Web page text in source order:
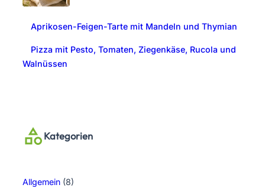
Aprikosen-Feigen-Tarte mit Mandeln und Thymian
Pizza mit Pesto, Tomaten, Ziegenkäse, Rucola und
Walnüssen
Kategorien
Allgemein (8)